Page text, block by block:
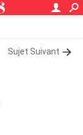
Sujet Suivant